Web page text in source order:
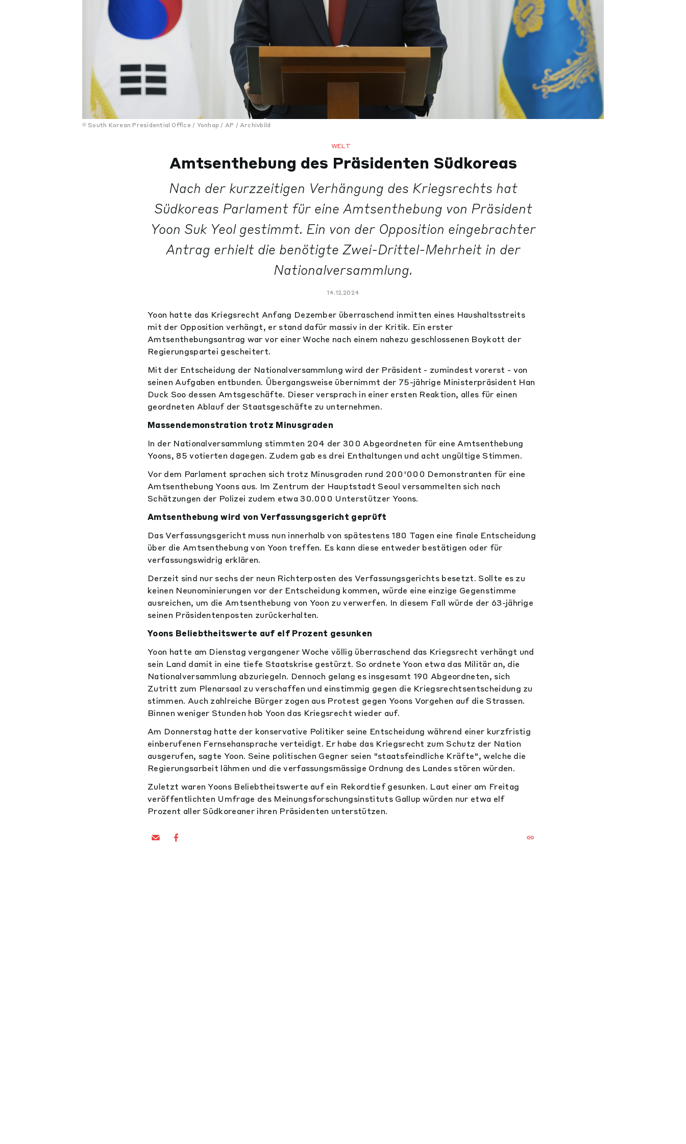
South Korean Presidential Office / Yonhap / AP / Archivbild
WELT
Amtsenthebung des Präsidenten Südkoreas
Nach der kurzzeitigen Verhängung des Kriegsrechts hat
Südkoreas Parlament für eine Amtsenthebung von Präsident
Yoon Suk Yeol gestimmt. Ein von der Opposition eingebrachter
Antrag erhielt die benötigte Zwei-Drittel-Mehrheit in der
Nationalversammlung.
14.12.2024
Yoon hatte das Kriegsrecht Anfang Dezember überraschend inmitten eines Haushaltsstreits
mit der Opposition verhängt, er stand dafür massiv in der Kritik. Ein erster
Amtsenthebungsantrag war vor einer Woche nach einem nahezu geschlossenen Boykott der
Regierungspartei gescheitert.
Mit der Entscheidung der Nationalversammlung wird der Präsident - zumindest vorerst - von
seinen Aufgaben entbunden. Übergangsweise übernimmt der 75-jährige Ministerpräsident Han
Duck Soo dessen Amtsgeschäfte. Dieser versprach in einer ersten Reaktion, alles für einen
geordneten Ablauf der Staatsgeschäfte zu unternehmen.
Massendemonstration trotz Minusgraden
In der Nationalversammlung stimmten 204 der 300 Abgeordneten für eine Amtsenthebung
Yoons, 85 votierten dagegen. Zudem gab es drei Enthaltungen und acht ungültige Stimmen.
Vor dem Parlament sprachen sich trotz Minusgraden rund 200'000 Demonstranten für eine
Amtsenthebung Yoons aus. Im Zentrum der Hauptstadt Seoul versammelten sich nach
Schätzungen der Polizei zudem etwa 30.000 Unterstützer Yoons.
Amtsenthebung wird von Verfassungsgericht geprüft
Das Verfassungsgericht muss nun innerhalb von spätestens 180 Tagen eine finale Entscheidung
über die Amtsenthebung von Yoon treffen. Es kann diese entweder bestätigen oder für
verfassungswidrig erklären.
Derzeit sind nur sechs der neun Richterposten des Verfassungsgerichts besetzt. Sollte es zu
keinen Neunominierungen vor der Entscheidung kommen, würde eine einzige Gegenstimme
ausreichen, um die Amtsenthebung von Yoon zu verwerfen. In diesem Fall würde der 63-jährige
seinen Präsidentenposten zurückerhalten.
Yoons Beliebtheitswerte auf elf Prozent gesunken
Yoon hatte am Dienstag vergangener Woche völlig überraschend das Kriegsrecht verhängt und
sein Land damit in eine tiefe Staatskrise gestürzt. So ordnete Yoon etwa das Militär an, die
Nationalversammlung abzuriegeln. Dennoch gelang es insgesamt 190 Abgeordneten, sich
Zutritt zum Plenarsaal zu verschaffen und einstimmig gegen die Kriegsrechtsentscheidung zu
stimmen. Auch zahlreiche Bürger zogen aus Protest gegen Yoons Vorgehen auf die Strassen.
Binnen weniger Stunden hob Yoon das Kriegsrecht wieder auf.
Am Donnerstag hatte der konservative Politiker seine Entscheidung während einer kurzfristig
einberufenen Fernsehansprache verteidigt. Er habe das Kriegsrecht zum Schutz der Nation
ausgerufen, sagte Yoon. Seine politischen Gegner seien "staatsfeindliche Kräfte", welche die
Regierungsarbeit lähmen und die verfassungsmässige Ordnung des Landes stören würden.
Zuletzt waren Yoons Beliebtheitswerte auf ein Rekordtief gesunken. Laut einer am Freitag
veröffentlichten Umfrage des Meinungsforschungsinstituts Gallup würden nur etwa elf
Prozent aller Südkoreaner ihren Präsidenten unterstützen.